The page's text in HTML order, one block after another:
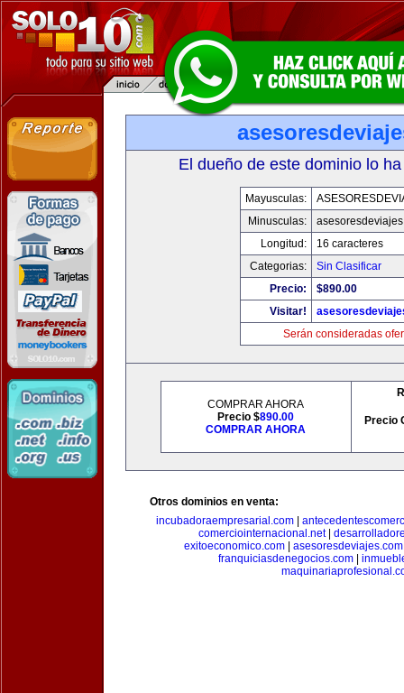
El dueño de este dominio lo
Mayusculas:
Minusculas:
Longitud:
16 caracteres
Categorias:
Sin Clasificar
Precio:
$890.00
Visitar!
Serán consideradas
COMPRAR AHORA
Precio $890.00
COMPRAR AHORA
Precio
Otros dominios en venta:
incubadoraempresarial.com
comerciointernacional.net|
exitoeconomico.com| asesoresdeviajes.com
franquiciasdenegocios.com|